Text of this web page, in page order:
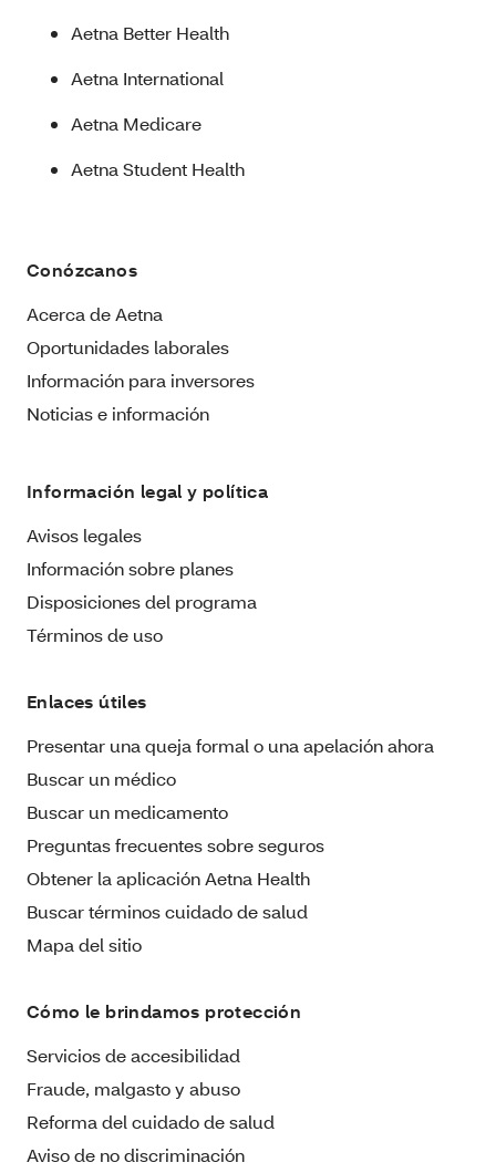
Aetna Better Health
Aetna International
Aetna Medicare
Aetna Student Health
Conózcanos
Acerca de Aetna
Oportunidades laborales
Información para inversores
Noticias e información
Información legal y política
Avisos legales
Información sobre planes
Disposiciones del programa
Términos de uso
Enlaces útiles
Presentar una queja formal o una apelación ahora
Buscar un médico
Buscar un medicamento
Preguntas frecuentes sobre seguros
Obtener la aplicación Aetna Health
Buscar términos cuidado de salud
Mapa del sitio
Cómo le brindamos protección
Servicios de accesibilidad
Fraude, malgasto y abuso
Reforma del cuidado de salud
Aviso de no discriminación